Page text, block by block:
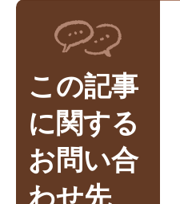
この記事
に関する
お問い合
わせ先